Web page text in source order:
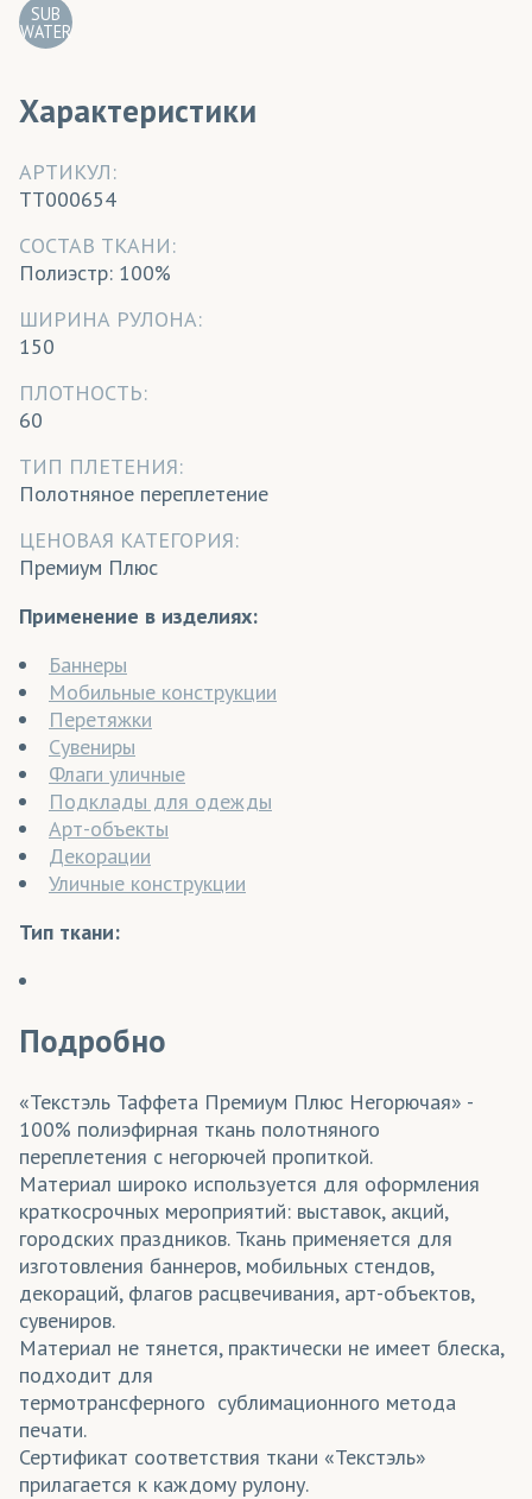
SUB
WATER
Характеристики
АРТИКУЛ:
TT000654
CОСТАВ ТКАНИ:
Полиэстр: 100%
ШИРИНА РУЛОНА:
150
ПЛОТНОСТЬ:
60
ТИП ПЛЕТЕНИЯ:
Полотняное переплетение
ЦЕНОВАЯ КАТЕГОРИЯ:
Премиум Плюс
Применение в изделиях:
Баннеры
Мобильные конструкции
Перетяжки
Сувениры
Флаги уличные
Подклады для одежды
Арт-объекты
Декорации
Уличные конструкции
Тип ткани:
Подробно
«Текстэль Таффета Премиум Плюс Негорючая» -
100% полиэфирная ткань полотняного
переплетения с негорючей пропиткой.
Материал широко используется для оформления
краткосрочных мероприятий: выставок, акций,
городских праздников. Ткань применяется для
изготовления баннеров, мобильных стендов,
декораций, флагов расцвечивания, арт-объектов,
сувениров.
Материал не тянется, практически не имеет блеска,
подходит для
термотрансферного сублимационного метода
печати.
Сертификат соответствия ткани «Текстэль»
прилагается к каждому рулону.